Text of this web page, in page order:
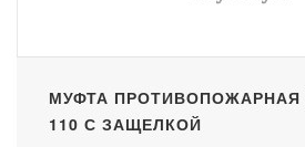
МУФТА ПРОТИВОПОЖАРНАЯ
110 С ЗАЩЕЛКОЙ